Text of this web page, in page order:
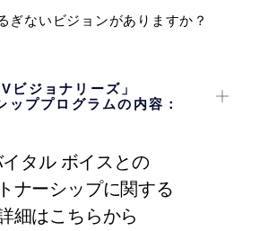
ぎないビジョンがありますか？
ビジョナリーズ」
ッププログラムの内容：
リーダーシップのレッスンを取り入
ーチャルリーダーシップ体験。
た一部の参加者を対象としたリーダ
学びをより深めるための対面型プロ
タル ボイスとの
ナーシップに関する
細はこちらから